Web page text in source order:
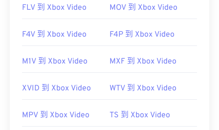
載 MPEG-2 視訊解碼器（DVD 解碼器套件）。
器
首次發布：1988
FLV 到 Xbox Video MOV 到 Xbox Video
F4V 到 Xbox Video F4P 到 Xbox Video
M1V 到 Xbox Video MXF 到 Xbox Video
XVID 到 Xbox Video WTV 到 Xbox Video
MPV 到 Xbox Video TS 到 Xbox Video